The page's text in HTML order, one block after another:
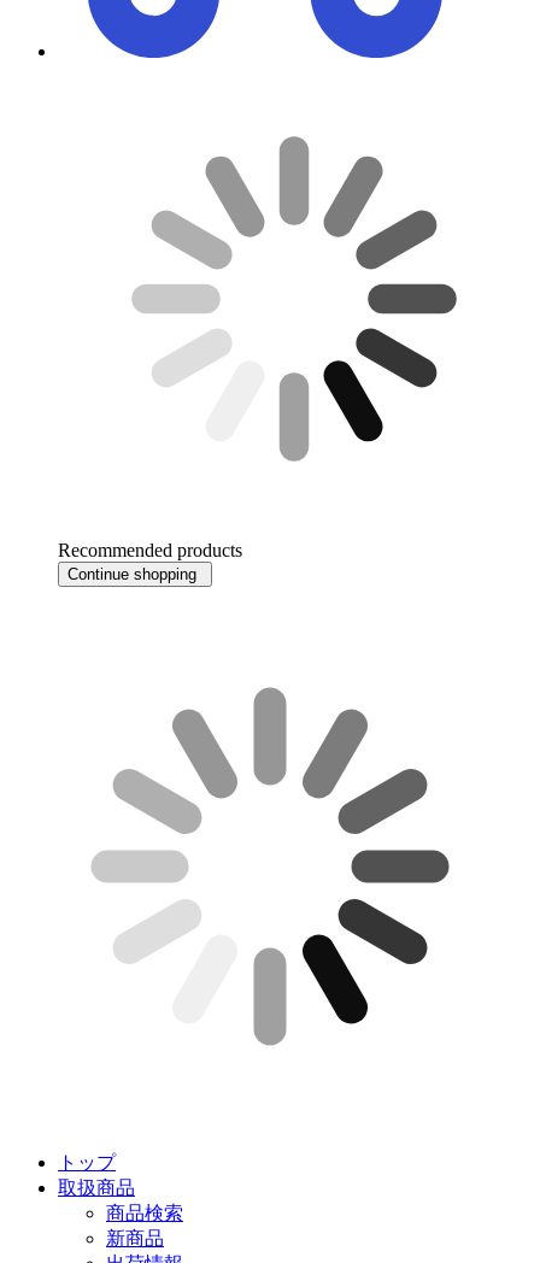
Recommended products
Continue shopping
トップ
取扱商品
商品検索
新商品